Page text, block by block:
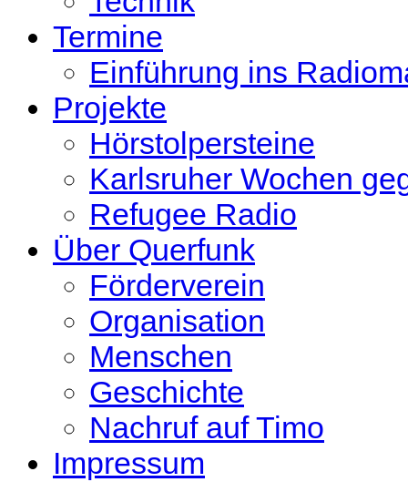
Termine
Einführung ins
Projekte
Hörstolpersteine
Karlsruher Wochen
Refugee Radio
Über Querfunk
Förderverein
Organisation
Menschen
Geschichte
Nachruf auf Timo
Impressum